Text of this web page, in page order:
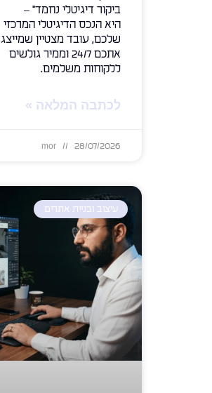
ביקור דיגיטלי נחמד" –
היא הנכס הדיגיטלי המרכזי
שלכם, עובד מצטיין שמייצג
אתכם 24/7 וממיר גולשים
ללקוחות משלמים.
לכתבה המלאה »
mor 28/07/2026
עיצוב ובניית אתרים